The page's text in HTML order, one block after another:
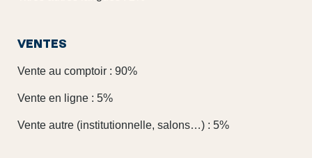
VENTES
Vente au comptoir : 90%
Vente en ligne : 5%
Vente autre (institutionnelle, salons…) : 5%